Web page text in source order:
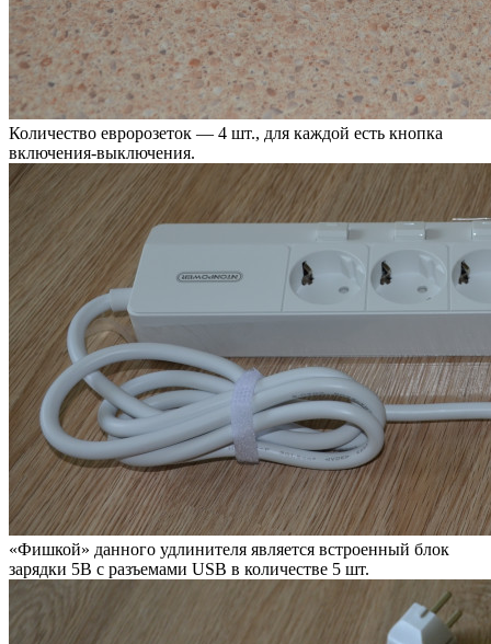
Количество евророзеток — 4 шт., для каждой есть кнопка
включения-выключения.
«Фишкой» данного удлинителя является встроенный блок
зарядки 5В с разъемами USB в количестве 5 шт.